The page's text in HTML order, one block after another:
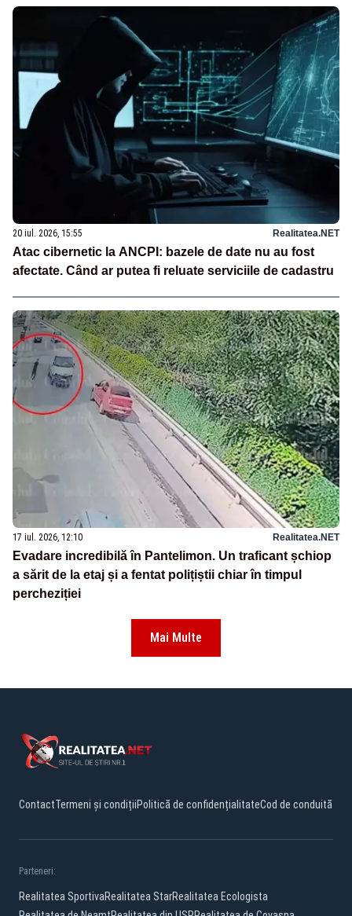
20 iul. 2026, 15:55 Realitatea.NET
Atac cibernetic la ANCPI: bazele de date nu au fost
afectate. Când ar putea fi reluate serviciile de cadastru
17 iul. 2026, 12:10 Realitatea.NET
Evadare incredibilă în Pantelimon. Un traficant șchiop
a sărit de la etaj și a fentat polițiștii chiar în timpul
percheziției
Mai Multe
ContactTermeni și condițiiPolitică de confidențialitateCod de conduită
Parteneri:
Realitatea SportivaRealitatea StarRealitatea Ecologista